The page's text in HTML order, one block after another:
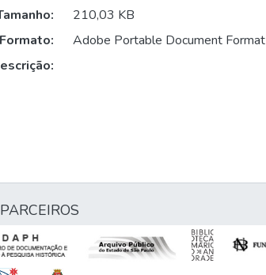
210,03 KB
Formato:
Adobe Portable Document Format
PARCEIROS